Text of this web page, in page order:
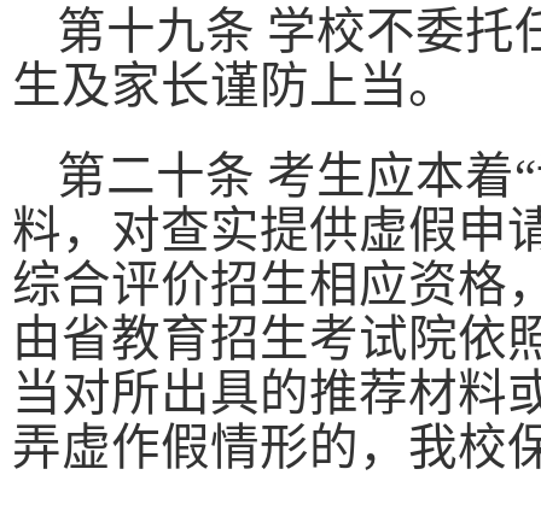
第十九条 学校不委托
生及家长谨防上当。
第二十条 考生应本着
料，对查实提供虚假申
综合评价招生相应资格
由省教育招生考试院依
当对所出具的推荐材料
弄虚作假情形的，我校